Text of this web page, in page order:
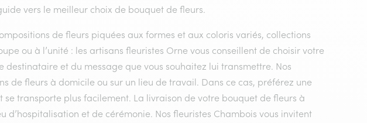
vers le meilleur choix de bouquet de fleurs.
de fleurs piquées aux formes et aux coloris variés, collections
ou à l’unité : les artisans fleuristes Orne vous conseillent de choisir votre
et du message que vous souhaitez lui transmettre. Nos
de fleurs à domicile ou sur un lieu de travail. Dans ce cas, préférez une
se transporte plus facilement. La livraison de votre bouquet de fleurs à
d’hospitalisation et de cérémonie. Nos fleuristes Chambois vous invitent